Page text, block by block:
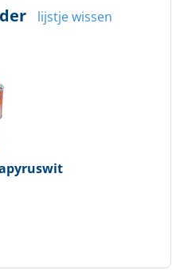
lijstje wissen